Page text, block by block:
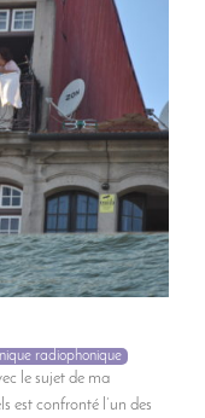
radiophonique
le sujet de ma
est confronté l’un des